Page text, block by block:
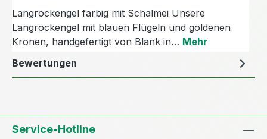
Langrockengel farbig mit Schalmei Unsere
Langrockengel mit blauen Flügeln und goldenen
Kronen, handgefertigt von Blank in… Mehr
Bewertungen
Service-Hotline